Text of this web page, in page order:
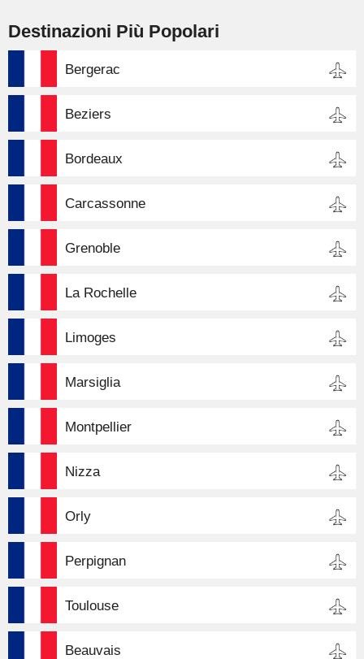
Destinazioni Più Popolari
Bergerac
Beziers
Bordeaux
Carcassonne
Grenoble
La Rochelle
Limoges
Marsiglia
Montpellier
Nizza
Orly
Perpignan
Toulouse
Beauvais